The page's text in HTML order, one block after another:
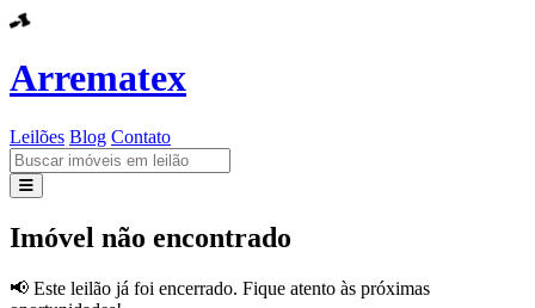
Arrematex
Leilões Blog Contato
Leilões
Imóvel não encontrado
📢 Este leilão já foi encerrado. Fique atento às próximas